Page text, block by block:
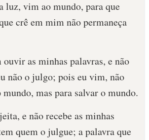
luz, vim ao mundo, para que
crê em mim não permaneça
ouvir as minhas palavras, e não
não o julgo; pois eu vim, não
mas para salvar o mundo.
e não recebe as minhas
quem o julgue; a palavra que